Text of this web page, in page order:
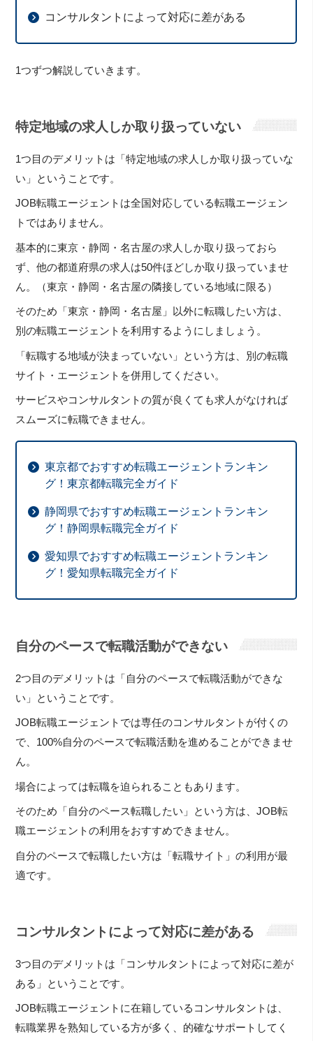
コンサルタントによって対応に差がある
1つずつ解説していきます。
特定地域の求人しか取り扱っていない
1つ目のデメリットは「特定地域の求人しか取り扱っていな
い」ということです。
JOB転職エージェントは全国対応している転職エージェン
トではありません。
基本的に東京・静岡・名古屋の求人しか取り扱っておら
ず、他の都道府県の求人は50件ほどしか取り扱っていませ
ん。（東京・静岡・名古屋の隣接している地域に限る）
そのため「東京・静岡・名古屋」以外に転職したい方は、
別の転職エージェントを利用するようにしましょう。
「転職する地域が決まっていない」という方は、別の転職
サイト・エージェントを併用してください。
サービスやコンサルタントの質が良くても求人がなければ
スムーズに転職できません。
東京都でおすすめ転職エージェントランキン
グ！東京都転職完全ガイド
静岡県でおすすめ転職エージェントランキン
グ！静岡県転職完全ガイド
愛知県でおすすめ転職エージェントランキン
グ！愛知県転職完全ガイド
自分のペースで転職活動ができない
2つ目のデメリットは「自分のペースで転職活動ができな
い」ということです。
JOB転職エージェントでは専任のコンサルタントが付くの
で、100%自分のペースで転職活動を進めることができませ
ん。
場合によっては転職を迫られることもあります。
そのため「自分のペース転職したい」という方は、JOB転
職エージェントの利用をおすすめできません。
自分のペースで転職したい方は「転職サイト」の利用が最
適です。
コンサルタントによって対応に差がある
3つ目のデメリットは「コンサルタントによって対応に差が
ある」ということです。
JOB転職エージェントに在籍しているコンサルタントは、
転職業界を熟知している方が多く、的確なサポートしてく